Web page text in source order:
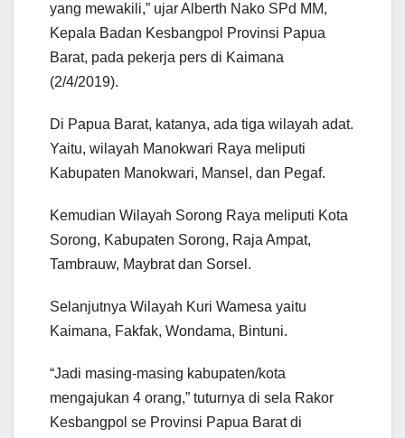
yang mewakili,” ujar Alberth Nako SPd MM,
Kepala Badan Kesbangpol Provinsi Papua
Barat, pada pekerja pers di Kaimana
(2/4/2019).
Di Papua Barat, katanya, ada tiga wilayah adat.
Yaitu, wilayah Manokwari Raya meliputi
Kabupaten Manokwari, Mansel, dan Pegaf.
Kemudian Wilayah Sorong Raya meliputi Kota
Sorong, Kabupaten Sorong, Raja Ampat,
Tambrauw, Maybrat dan Sorsel.
Selanjutnya Wilayah Kuri Wamesa yaitu
Kaimana, Fakfak, Wondama, Bintuni.
“Jadi masing-masing kabupaten/kota
mengajukan 4 orang,” tuturnya di sela Rakor
Kesbangpol se Provinsi Papua Barat di